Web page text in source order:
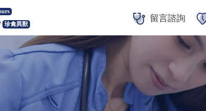
珍禽異獸
留言諮詢